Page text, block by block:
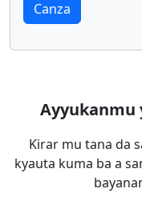
Ayyukanmu
Ƙirar mu tana da
kyauta kuma ba a